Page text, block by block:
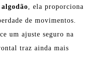
, ela proporciona
de movimentos.
um ajuste seguro na
traz ainda mais